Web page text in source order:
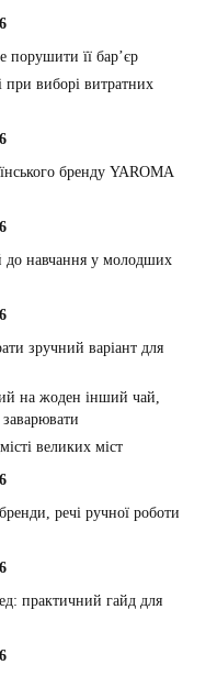
її бар’єр
при виборі витратних
бренду YAROMA
до навчання у молодших
зручний варіант для
на жоден інший чай,
великих міст
речі ручної роботи
практичний гайд для